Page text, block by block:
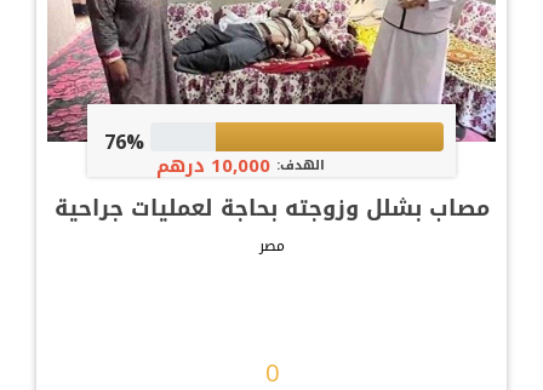
76%
الهدف: 10,000 درهم
مصاب بشلل وزوجته بحاجة لعمليات جراحية
مصر